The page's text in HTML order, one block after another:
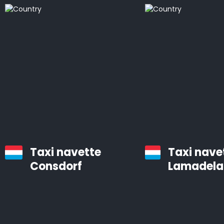
bien entretenues, équipées d’un système de
Le temps est précieux. Vous pouvez gagner des
heures en utilisant Airporttaxis.com plutôt que les
Taxi navette
Consdorf
Taxi